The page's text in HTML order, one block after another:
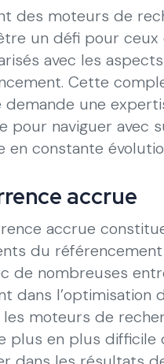
des moteurs de
un défi pour ceux
avec les
Cette
demande une
pour naviguer avec
en constante
accrue
accrue
du
de nombreuses
dans l’optimisation
moteurs de
plus en plus difficile